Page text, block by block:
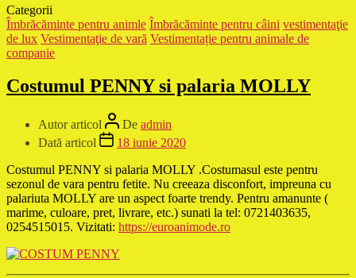
Categorii
Îmbrăcăminte pentru animle Îmbrăcăminte pentru câini vestimentaţie
de lux Vestimentaţie de vară Vestimentație pentru animale de
companie
Costumul PENNY si palaria MOLLY
Autor articol De admin
Dată articol
18 iunie 2020
Costumul PENNY si palaria MOLLY .Costumasul este pentru
sezonul de vara pentru fetite. Nu creeaza disconfort, impreuna cu
palariuta MOLLY are un aspect foarte trendy. Pentru amanunte (
marime, culoare, pret, livrare, etc.) sunati la tel: 0721403635,
0254515015. Vizitati: https://euroanimode.ro